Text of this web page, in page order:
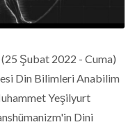
Şubat 2022 - Cuma)
Din Bilimleri Anabilim
Yeşilyurt
Dini